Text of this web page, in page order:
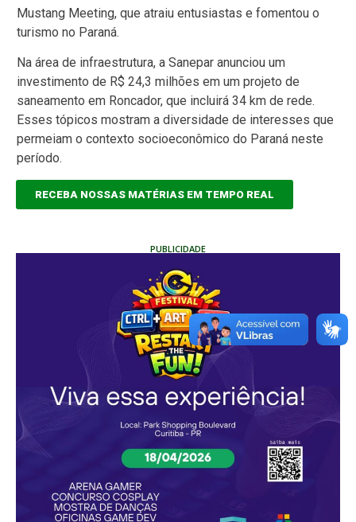
Mustang Meeting, que atraiu entusiastas e fomentou o
turismo no Paraná.
Na área de infraestrutura, a Sanepar anunciou um
investimento de R$ 24,3 milhões em um projeto de
saneamento em Roncador, que incluirá 34 km de rede.
Esses tópicos mostram a diversidade de interesses que
permeiam o contexto socioeconômico do Paraná neste
período.
RECEBA NOSSAS MATÉRIAS EM TEMPO REAL
PUBLICIDADE